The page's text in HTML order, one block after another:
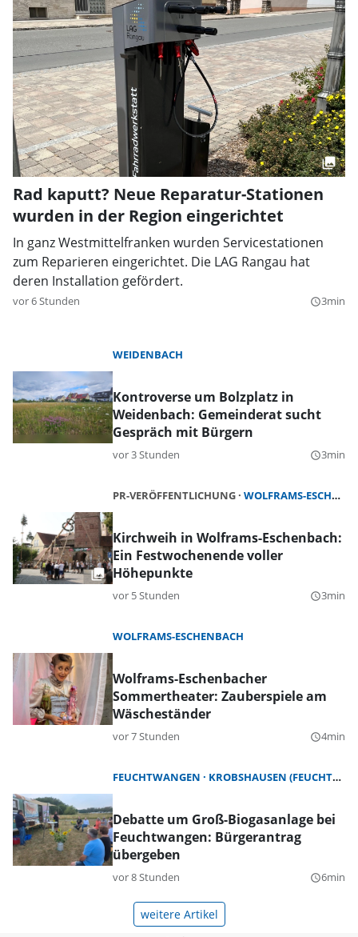
Rad kaputt? Neue Reparatur-Stationen
wurden in der Region eingerichtet
In ganz Westmittelfranken wurden Servicestationen
zum Reparieren eingerichtet. Die LAG Rangau hat
deren Installation gefördert.
vor 6 Stunden query_builder3min
WEIDENBACH
Kontroverse um Bolzplatz in
Weidenbach: Gemeinderat sucht
Gespräch mit Bürgern
vor 3 Stunden query_builder3min
PR-VERÖFFENTLICHUNG WOLFRAMS-ESCHENBACH
Kirchweih in Wolframs-Eschenbach:
Ein Festwochenende voller
Höhepunkte
vor 5 Stunden query_builder3min
WOLFRAMS-ESCHENBACH
Wolframs-Eschenbacher
Sommertheater: Zauberspiele am
Wäscheständer
vor 7 Stunden query_builder4min
FEUCHTWANGEN KROBSHAUSEN (FEUCHTWANGEN)
Debatte um Groß-Biogasanlage bei
Feuchtwangen: Bürgerantrag
übergeben
vor 8 Stunden query_builder6min
weitere Artikel